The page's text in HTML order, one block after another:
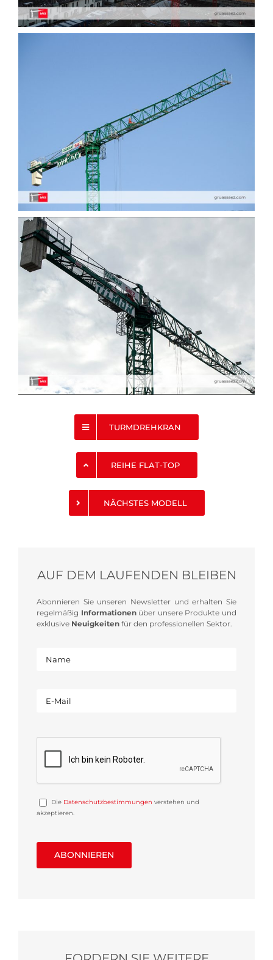
TURMDREHKRAN
REIHE FLAT-TOP
NÄCHSTES MODELL
AUF DEM LAUFENDEN BLEIBEN
Abonnieren Sie unseren Newsletter und erhalten Sie
regelmäßig Informationenüber unsere Produkte und
exklusive Neuigkeiten für den professionellen Sektor.
Die Datenschutzbestimmungen verstehen und
akzeptieren.